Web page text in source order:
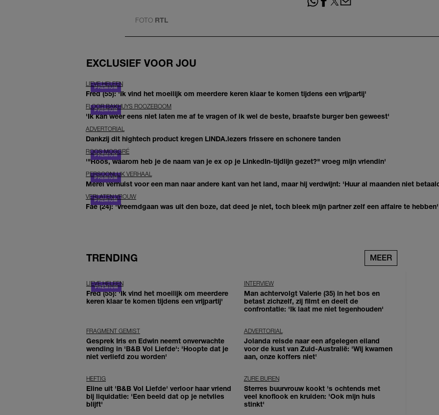
FOTO RTL
EXCLUSIEF VOOR JOU
LIEVE HELEEN
Fred (55): 'Ik vind het moeilijk om meerdere keren klaar te komen tijdens een vrijpartij'
FLOOR BAKHUYS ROOZEBOOM
'Ik kan weer eens niet laten me af te vragen of ik wel de beste, braafste burger ben geweest'
ADVERTORIAL
Dankzij dit hightech product kregen LINDA.lezers frissere en schonere tanden
ROOS MOGGRÉ
'"Roos, waarom heb je de naam van je ex op je LinkedIn-tijdlijn gezet?" vroeg mijn vriendin'
PERSOONLIJK VERHAAL
Merel verhuist voor een man naar andere kant van het land, maar hij verdwijnt: 'Huur al maanden niet
VERLATEN VROUW
Fae (24): 'Vreemdgaan was uit den boze, dat deed je niet, toch bleek mijn partner zelf een affaire te hebben'
TRENDING MEER
LIEVE HELEEN
Fred (55): 'Ik vind het moeilijk om meerdere
keren klaar te komen tijdens een vrijpartij'
INTERVIEW
Man achtervolgt Valerie (35) in het bos en
betast zichzelf, zij filmt en deelt de
confrontatie: 'Ik laat me niet tegenhouden'
FRAGMENT GEMIST
Gesprek Iris en Edwin neemt onverwachte
wending in 'B&B Vol Liefde': 'Hoopte dat je
niet verliefd zou worden'
ADVERTORIAL
Jolanda reisde naar een afgelegen eiland
voor de kust van Zuid-Australië: 'Wij kwamen
aan, onze koffers niet'
HEFTIG
Eline uit 'B&B Vol Liefde' verloor haar vriend
bij liquidatie: 'Een beeld dat op je netvlies
blijft'
ZURE BUREN
Sterres buurvrouw kookt 's ochtends met
veel knoflook en kruiden: 'Ook mijn huis
stinkt'